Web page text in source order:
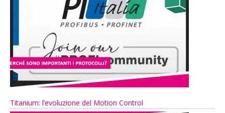
Titanium: l’evoluzione del Motion Control